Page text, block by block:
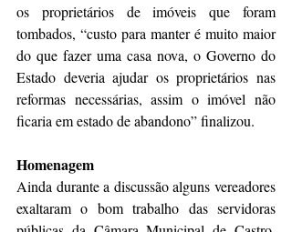
os proprietários de imóveis que foram
tombados, “custo para manter é muito maior
do que fazer uma casa nova, o Governo do
Estado deveria ajudar os proprietários nas
reformas necessárias, assim o imóvel não
ficaria em estado de abandono” finalizou.
Homenagem
Ainda durante a discussão alguns vereadores
exaltaram o bom trabalho das servidoras